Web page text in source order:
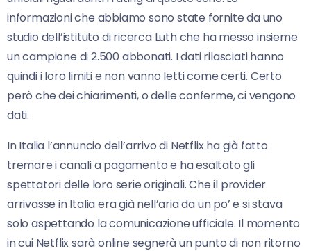
informazioni che abbiamo sono state fornite da uno
studio dell’istituto di ricerca Luth che ha messo insieme
un campione di 2.500 abbonati. I dati rilasciati hanno
quindi i loro limiti e non vanno letti come certi. Certo
però che dei chiarimenti, o delle conferme, ci vengono
dati.
In Italia l’annuncio dell’arrivo di Netflix ha già fatto
tremare i canali a pagamento e ha esaltato gli
spettatori delle loro serie originali. Che il provider
arrivasse in Italia era già nell’aria da un po’ e si stava
solo aspettando la comunicazione ufficiale. Il momento
in cui Netflix sarà online segnerà un punto di non ritorno